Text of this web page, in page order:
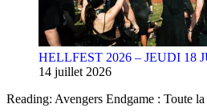
HELLFEST 2026 – JEUDI 18
14 juillet 2026
Reading: Avengers Endgame : Toute